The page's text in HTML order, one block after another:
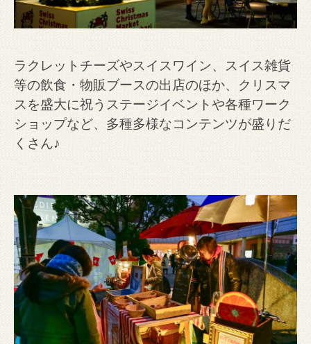
ラクレットチーズやスイスワイン、スイス雑貨
等の飲食・物販ブースの出店のほか、クリスマ
スを盛大に祝うステージイベントや各種ワーク
ショップなど、多種多様なコンテンツが盛りだ
くさん♪